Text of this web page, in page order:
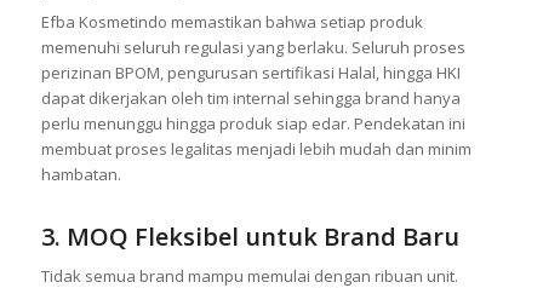
Efba Kosmetindo memastikan bahwa setiap produk
memenuhi seluruh regulasi yang berlaku. Seluruh proses
perizinan BPOM, pengurusan sertifikasi Halal, hingga HKI
dapat dikerjakan oleh tim internal sehingga brand hanya
perlu menunggu hingga produk siap edar. Pendekatan ini
membuat proses legalitas menjadi lebih mudah dan minim
hambatan.
3. MOQ Fleksibel untuk Brand Baru
Tidak semua brand mampu memulai dengan ribuan unit.